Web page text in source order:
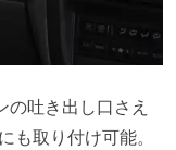
の吐き出し口さえ
も取り付け可能。